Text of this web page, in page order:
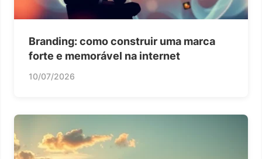
Branding: como construir uma marca
forte e memorável na internet
10/07/2026